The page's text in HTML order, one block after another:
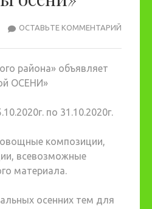
ОСТАВЬТЕ КОММЕНТАРИЙ
района» объявляет
ОСЕНИ»
по 31.10.2020г.
композиции,
всевозможные
материала.
осенних тем для